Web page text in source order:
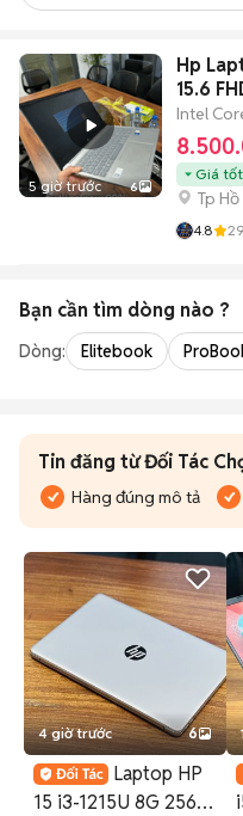
5 giờ trước 6
Hp
15.6
Intel
Giá tốt
Tp
4.8
Bạn cần tìm dòng nào ?
Dòng: Elitebook
Tin đăng từ Đối Tác
Hàng đúng mô tả
4 giờ trước 6
Laptop HP
15 i3-1215U 8G 256G